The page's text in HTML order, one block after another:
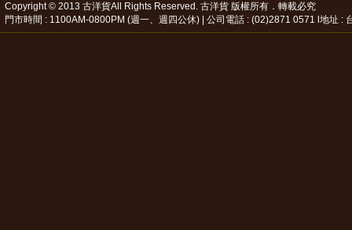
Copyright © 2013 古洋貨All Rights Reserved. 古洋貨 版權所有．轉載必究
門市時間 : 1100AM-0800PM (週一、週四公休) | 公司電話 : (02)2871 0571 l地址